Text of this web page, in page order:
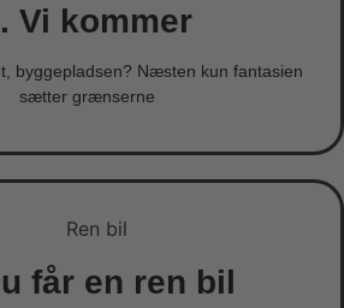
Vi kommer
byggepladsen? Næsten kun fantasien
sætter grænserne
får en ren bil